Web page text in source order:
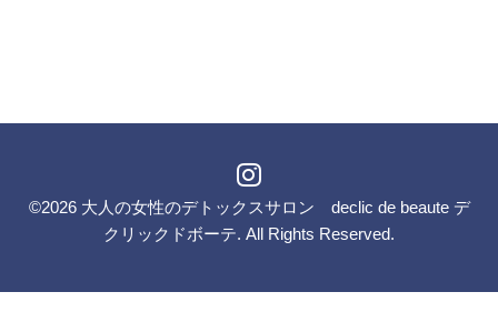
©2026 大人の女性のデトックスサロン declic de beaute デ
クリックドボーテ. All Rights Reserved.